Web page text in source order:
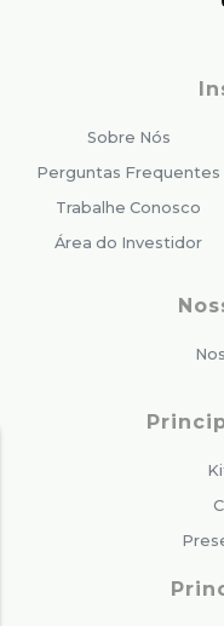
Sobre Nós
Perguntas Frequentes
Trabalhe Conosco
Área do Investidor